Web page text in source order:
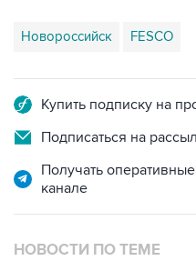
Новороссийск FESCO
Купить подписку на
Подписаться на
Получать
канале
НОВОСТИ ПО ТЕМЕ